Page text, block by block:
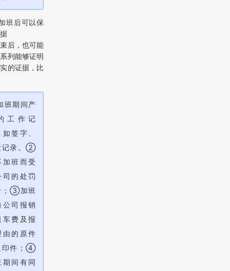
班后可以保
后，也可能
列能够证明
的证据，比
期间产
工作记
签字、
记录。②
加班而受
司的处罚
；③加班
公司报销
车费及报
由的原件
印件；④
期间有同